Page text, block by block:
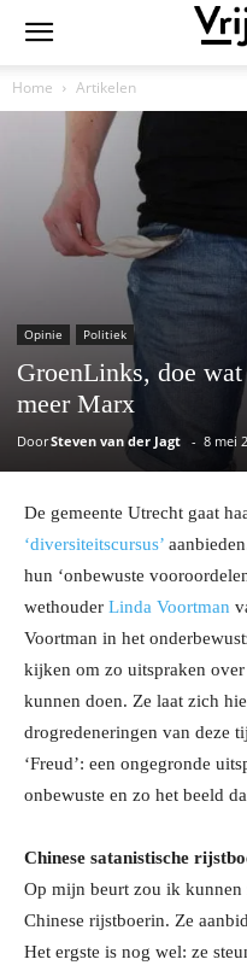
Home Artikelen
Opinie Politiek
GroenLinks, doe
meer Marx
DoorSteven van der Jagt - 8 mei
De gemeente Utrecht gaat
‘diversiteitscursus’
hun ‘onbewuste
wethouder Linda Voortman
Voortman in het
kijken om zo uitspraken
kunnen doen. Ze laat zich
drogredeneringen van deze
‘Freud’: een ongegronde
onbewuste en zo het beeld
Chinese satanistische
Op mijn beurt zou ik kunnen
Chinese rijstboerin. Ze
Het ergste is nog wel: ze